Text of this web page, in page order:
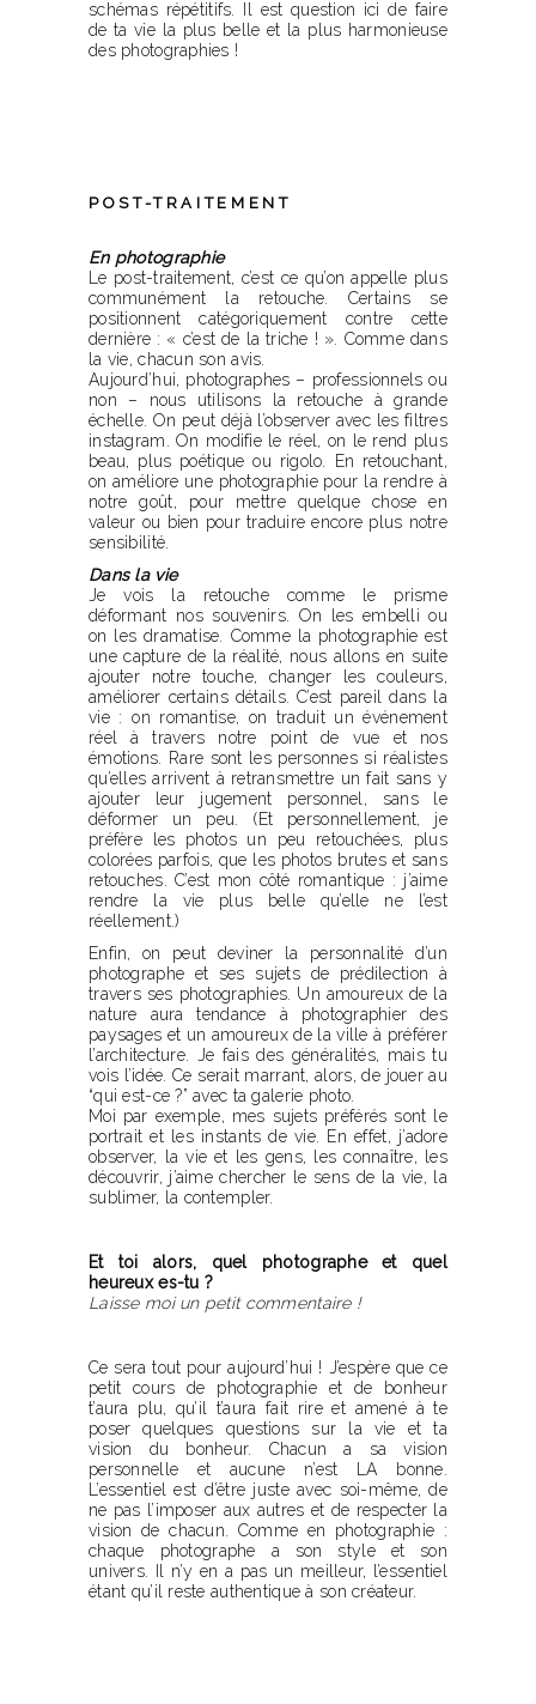
schémas répétitifs. Il est question ici de faire
de ta vie la plus belle et la plus harmonieuse
des photographies !
POST-TRAITEMENT
En photographie
Le post-traitement, c’est ce qu’on appelle plus
communément la retouche. Certains se
positionnent catégoriquement contre cette
dernière : « c’est de la triche ! ». Comme dans
la vie, chacun son avis.
Aujourd’hui, photographes – professionnels ou
non – nous utilisons la retouche à grande
échelle. On peut déjà l’observer avec les filtres
instagram. On modifie le réel, on le rend plus
beau, plus poétique ou rigolo. En retouchant,
on améliore une photographie pour la rendre à
notre goût, pour mettre quelque chose en
valeur ou bien pour traduire encore plus notre
sensibilité.
Dans la vie
Je vois la retouche comme le prisme
déformant nos souvenirs. On les embelli ou
on les dramatise. Comme la photographie est
une capture de la réalité, nous allons en suite
ajouter notre touche, changer les couleurs,
améliorer certains détails. C’est pareil dans la
vie : on romantise, on traduit un événement
réel à travers notre point de vue et nos
émotions. Rare sont les personnes si réalistes
qu’elles arrivent à retransmettre un fait sans y
ajouter leur jugement personnel, sans le
déformer un peu. (Et personnellement, je
préfère les photos un peu retouchées, plus
colorées parfois, que les photos brutes et sans
retouches. C’est mon côté romantique : j’aime
rendre la vie plus belle qu’elle ne l’est
réellement.)
Enfin, on peut deviner la personnalité d’un
photographe et ses sujets de prédilection à
travers ses photographies. Un amoureux de la
nature aura tendance à photographier des
paysages et un amoureux de la ville à préférer
l’architecture. Je fais des généralités, mais tu
vois l’idée. Ce serait marrant, alors, de jouer au
“qui est-ce ?” avec ta galerie photo.
Moi par exemple, mes sujets préférés sont le
portrait et les instants de vie. En effet, j’adore
observer, la vie et les gens, les connaître, les
découvrir, j’aime chercher le sens de la vie, la
sublimer, la contempler.
Et toi alors, quel photographe et quel
heureux es-tu ?
Laisse moi un petit commentaire !
Ce sera tout pour aujourd’hui ! J’espère que ce
petit cours de photographie et de bonheur
t’aura plu, qu’il t’aura fait rire et amené à te
poser quelques questions sur la vie et ta
vision du bonheur. Chacun a sa vision
personnelle et aucune n’est LA bonne.
L’essentiel est d’être juste avec soi-même, de
ne pas l’imposer aux autres et de respecter la
vision de chacun. Comme en photographie :
chaque photographe a son style et son
univers. Il n’y en a pas un meilleur, l’essentiel
étant qu’il reste authentique à son créateur.